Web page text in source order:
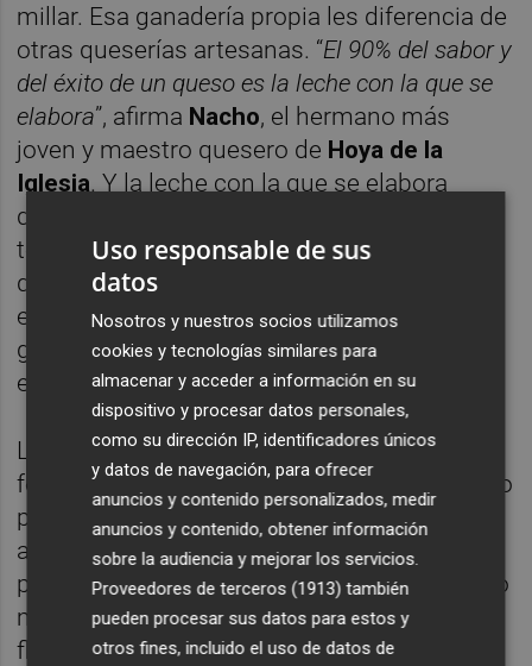
millar. Esa ganadería propia les diferencia de
otras queserías artesanas. “El 90% del sabor y
del éxito de un queso es la leche con la que se
elabora”, afirma Nacho, el hermano más
joven y maestro quesero de Hoya de la
Iglesia. Y la leche con la que se elabora
depende por supuesto de la vida que hayan
tenido los animales. De lo que comen, de lo
que se mueven, de cómo se aparean, del
estrés que hayan sufrido y de la selección
genética que se haga de ellos. Y ahí, claro,
entra la mano (y la sensibilidad) del hombre.
Las pertenecientes a esta quesería parecen
felices. Son estabuladas, pero tienen espacio
para moverse. Están bien alimentadas con
avena, alfalfa y maíz, pero en forma de
pienso. Si no, las más fuertes se comerían lo
mejor y dejarían los restos para las más
flojas. Como ocurre en la vida misma. De
Uso responsable de sus
datos
Nosotros y nuestros socios utilizamos
cookies y tecnologías similares para
almacenar y acceder a información en su
dispositivo y procesar datos personales,
como su dirección IP, identificadores únicos
y datos de navegación, para ofrecer
anuncios y contenido personalizados, medir
anuncios y contenido, obtener información
sobre la audiencia y mejorar los servicios.
Proveedores de terceros (1913) también
pueden procesar sus datos para estos y
otros fines, incluido el uso de datos de